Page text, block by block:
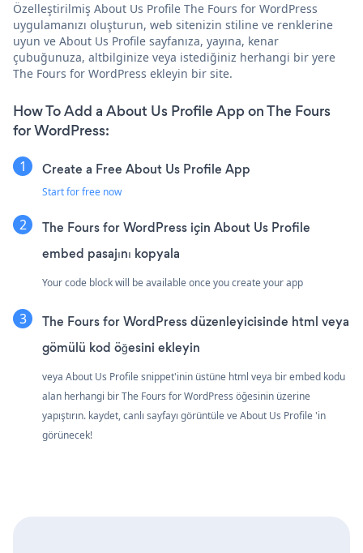
Özelleştirilmiş About Us Profile The Fours for WordPress
uygulamanızı oluşturun, web sitenizin stiline ve renklerine
uyun ve About Us Profile sayfanıza, yayına, kenar
çubuğunuza, altbilginize veya istediğiniz herhangi bir yere
The Fours for WordPress ekleyin bir site.
How To Add a About Us Profile App on The Fours
for WordPress:
Create a Free About Us Profile App
Start for free now
The Fours for WordPress için About Us Profile
embed pasajını kopyala
Your code block will be available once you create your app
The Fours for WordPress düzenleyicisinde html veya
gömülü kod öğesini ekleyin
veya About Us Profile snippet'inin üstüne html veya bir embed kodu
alan herhangi bir The Fours for WordPress öğesinin üzerine
yapıştırın. kaydet, canlı sayfayı görüntüle ve About Us Profile 'in
görünecek!